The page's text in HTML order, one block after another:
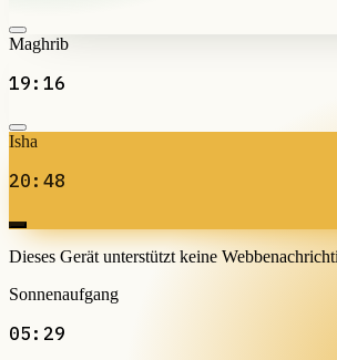
Maghrib
19:16
Isha
20:48
Dieses Gerät unterstützt keine
Sonnenaufgang
05:29